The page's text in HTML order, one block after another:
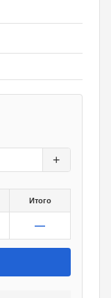
+
Итого
—